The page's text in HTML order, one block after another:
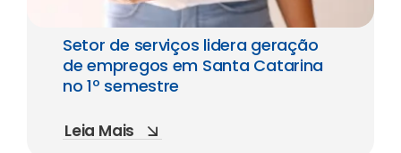
Setor de serviços lidera geração
de empregos em Santa Catarina
no 1º semestre
Leia Mais